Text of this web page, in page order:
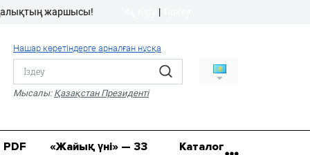
8 (7112) 50-86-31
Қ.Жұмағалиев (Фрунзе)
жаршысы! |
Нашар көретіндерге арналған нұсқа
Мысалы: Қазақстан Президенті
PDF
«Жайық үні» — 33
Каталог